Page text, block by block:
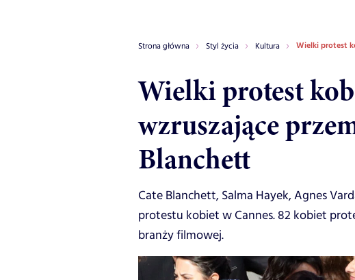
Strona główna Styl życia Kultura Wielki protest
Wielki protest
wzruszające
Blanchett
Cate Blanchett, Salma Hayek, Agnes
protestu kobiet w Cannes. 82 kobiet
branży filmowej.